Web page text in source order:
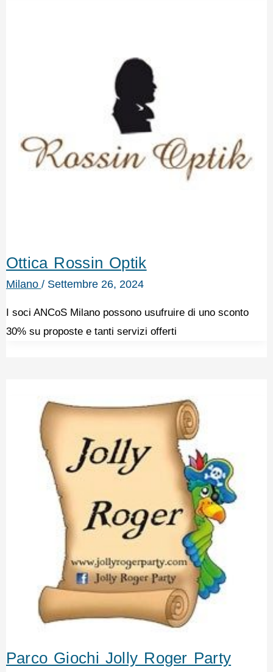
Ottica Rossin Optik
Milano / Settembre 26, 2024
I soci ANCoS Milano possono usufruire di uno sconto
30% su proposte e tanti servizi offerti
Parco Giochi Jolly Roger Party